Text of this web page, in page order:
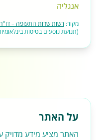
אנגליה
מקור: רשות שדות התעופה – דו"ח שנתי 2025, נמל
(תנועת נוסעים בטיסות
על האתר
האתר מציע מידע מדויק